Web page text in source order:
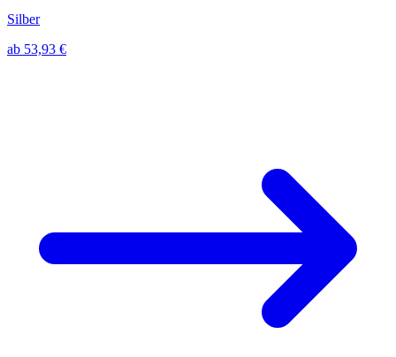
Silber
ab 53,93 €